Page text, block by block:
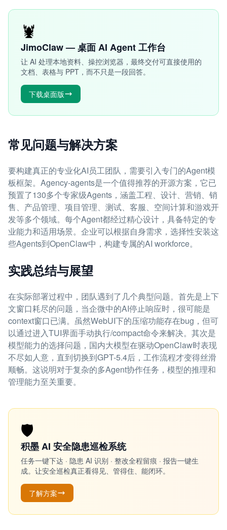
🦞
JimoClaw — 桌面 AI Agent 工作台
让 AI 处理本地资料、操控浏览器，最终交付可直接使用的
文档、表格与 PPT，而不只是一段回答。
下载桌面版
常见问题与解决方案
要构建真正的专业化AI员工团队，需要引入专门的Agent模
板框架。Agency-agents是一个值得推荐的开源方案，它已
预置了130多个专家级Agents，涵盖工程、设计、营销、销
售、产品管理、项目管理、测试、客服、空间计算和游戏开
发等多个领域。每个Agent都经过精心设计，具备特定的专
业能力和适用场景。企业可以根据自身需求，选择性安装这
些Agents到OpenClaw中，构建专属的AI workforce。
实践总结与展望
在实际部署过程中，团队遇到了几个典型问题。首先是上下
文窗口耗尽的问题，当企微中的AI停止响应时，很可能是
context窗口已满。虽然WebUI下的压缩功能存在bug，但可
以通过进入TUI界面手动执行/compact命令来解决。其次是
模型能力的选择问题，国内大模型在驱动OpenClaw时表现
不尽如人意，直到切换到GPT-5.4后，工作流程才变得丝滑
顺畅。这说明对于复杂的多Agent协作任务，模型的推理和
管理能力至关重要。
🛡️
积墨 AI 安全隐患巡检系统
任务一键下达 · 隐患 AI 识别 · 整改全程留痕 · 报告一键生
成。让安全巡检真正看得见、管得住、能闭环。
了解方案